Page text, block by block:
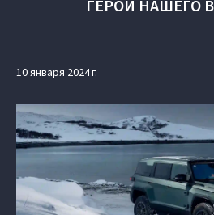
ГЕРОЙ НАШЕГО
10 января 2024 г.